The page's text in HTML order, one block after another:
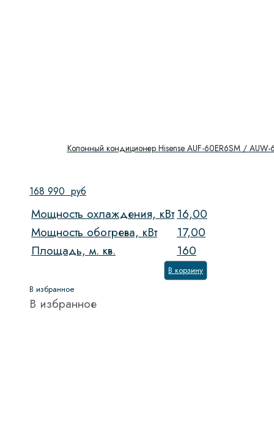
Колонный кондиционер Hisense AUF-60ER6SM / AUW-
168 990 руб
Мощность охлаждения, кВт16,00
Мощность обогрева, кВт
17,00
Площадь, м. кв.
160
В корзину
В избранное
В избранное